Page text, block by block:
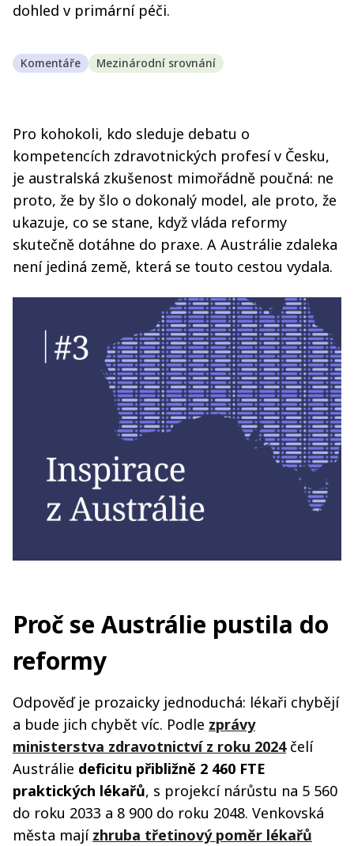
dohled v primární péči.
Komentáře Mezinárodní srovnání
Pro kohokoli, kdo sleduje debatu o
kompetencích zdravotnických profesí v Česku,
je australská zkušenost mimořádně poučná: ne
proto, že by šlo o dokonalý model, ale proto, že
ukazuje, co se stane, když vláda reformy
skutečně dotáhne do praxe. A Austrálie zdaleka
není jediná země, která se touto cestou vydala.
Proč se Austrálie pustila do
reformy
Odpověď je prozaicky jednoduchá: lékaři chybějí
a bude jich chybět víc. Podle zprávy
ministerstva zdravotnictví z roku 2024čelí
Austrálie deficitu přibližně 2 460 FTE
praktických lékařů, s projekcí nárůstu na 5 560
do roku 2033 a 8 900 do roku 2048. Venkovská
města mají zhruba třetinový poměr lékařů